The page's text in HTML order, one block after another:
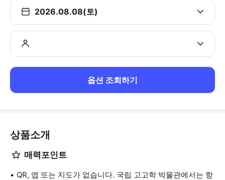
2026.08.08(토)
옵션 조회하기
상품소개
매력포인트
QR, 앱 또는 지도가 없습니다. 국립 고고학 박물관에서는 항